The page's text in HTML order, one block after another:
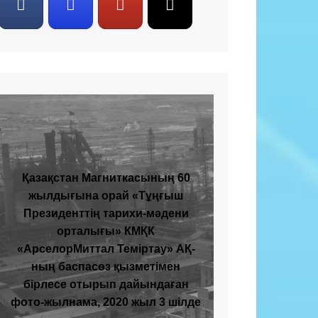
Қазақстан Магниткасының 60
жылдығына орай «Тұңғыш
Президенттің тарихи-мәдени
орталығы» КМҚК
«АрселорМиттал Теміртау» АҚ-
ның баспасөз қызметімен
бірлесе отырып дайындаған
фото-жылнама, 2020 жыл 3 шілде